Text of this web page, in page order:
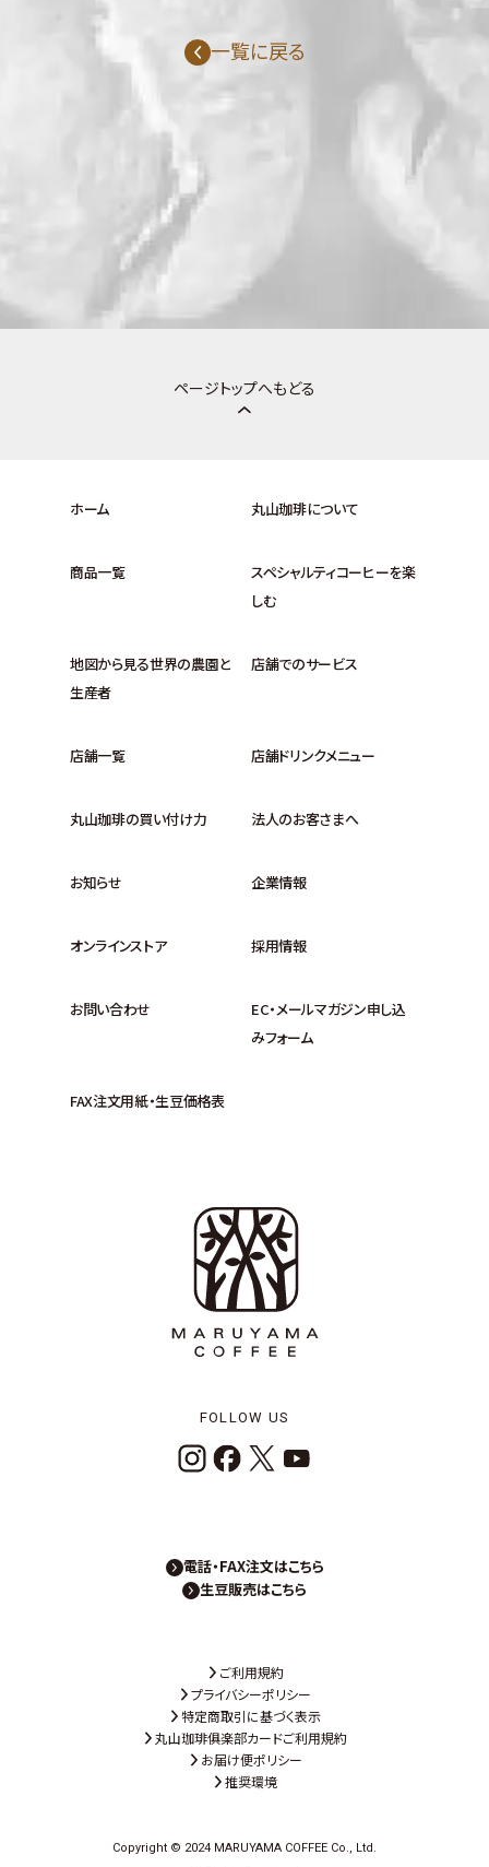
一覧に戻る
ページトップへもどる
ホーム 丸山珈琲について
商品一覧
スペシャルティコーヒーを楽
しむ
地図から見る世界の農園と
生産者
店舗でのサービス
店舗一覧 店舗ドリンクメニュー
丸山珈琲の買い付け力 法人のお客さまへ
お知らせ 企業情報
オンラインストア 採用情報
お問い合わせ
EC・メールマガジン申し込
みフォーム
FAX注文用紙・生豆価格表
FOLLOW US
電話・FAX注文はこちら
生豆販売はこちら
ご利用規約
プライバシーポリシー
特定商取引に基づく表示
丸山珈琲俱楽部カードご利用規約
お届け便ポリシー
推奨環境
Copyright © 2024 MARUYAMA COFFEE Co., Ltd.